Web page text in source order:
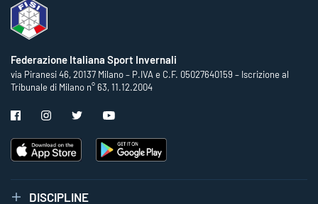
Federazione Italiana Sport Invernali
via Piranesi 46, 20137 Milano – P.IVA e C.F. 05027640159 – Iscrizione al
Tribunale di Milano n° 63, 11.12.2004
DISCIPLINE